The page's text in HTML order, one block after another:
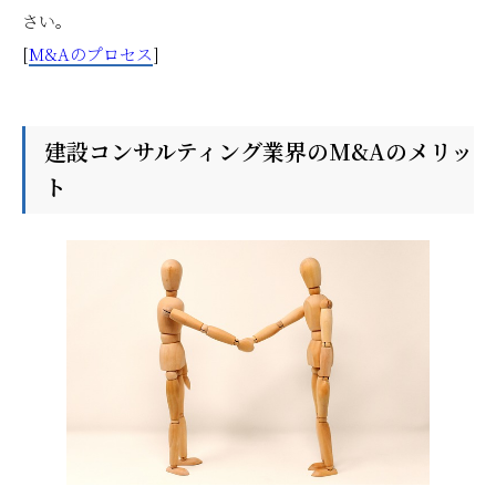
さい。
[M&Aのプロセス]
建設コンサルティング業界のM&Aのメリッ
ト